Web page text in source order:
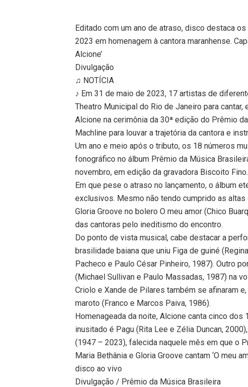
Editado com um ano de atraso, disco destaca
2023 em homenagem à cantora maranhense.
Alcione’
Divulgação
♫ NOTÍCIA
♪ Em 31 de maio de 2023, 17 artistas de
Theatro Municipal do Rio de Janeiro para
Alcione na cerimônia da 30ª edição do Prêmio
Machline para louvar a trajetória da cantora e
Um ano e meio após o tributo, os 18 números
fonográfico no álbum Prêmio da Música
novembro, em edição da gravadora Biscoito Fino.
Em que pese o atraso no lançamento, o álbum
exclusivos. Mesmo não tendo cumprido as
Gloria Groove no bolero O meu amor (Chico
das cantoras pelo ineditismo do encontro.
Do ponto de vista musical, cabe destacar a
brasilidade baiana que uniu Figa de guiné
Pacheco e Paulo César Pinheiro, 1987). Outro
(Michael Sullivan e Paulo Massadas, 1987) na
Criolo e Xande de Pilares também se afinaram
maroto (Franco e Marcos Paiva, 1986).
Homenageada da noite, Alcione canta cinco
inusitado é Pagu (Rita Lee e Zélia Duncan,
(1947 – 2023), falecida naquele mês em que o
Maria Bethânia e Gloria Groove cantam ‘O meu
disco ao vivo
Divulgação / Prêmio da Música Brasileira